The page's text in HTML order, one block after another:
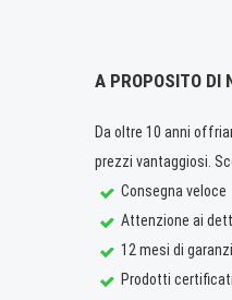
A PROPOSITO DI
Da oltre 10 anni
prezzi vantaggiosi.
Consegna veloce
Attenzione ai
12 mesi di
Prodotti